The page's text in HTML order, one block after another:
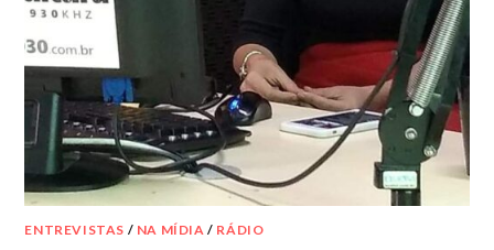
ENTREVISTAS / NA MÍDIA / RÁDIO